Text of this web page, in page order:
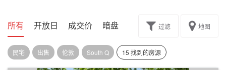
所有 开放日 成交价 暗盘 楼花转让过滤 地图
民宅 出售 伦敦 South Q 15 找到的房源